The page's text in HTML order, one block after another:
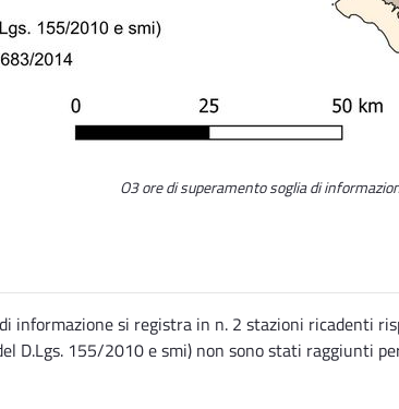
O3 ore di superamento soglia di
informazione si registra in n. 2 stazioni ricadenti
D.Lgs. 155/2010 e smi) non sono stati raggiunti